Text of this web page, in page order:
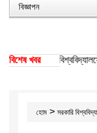
বিজ্ঞাপন
বিশেষ খবর
পেয়েছে ঢাকা
হোম > সরকারি